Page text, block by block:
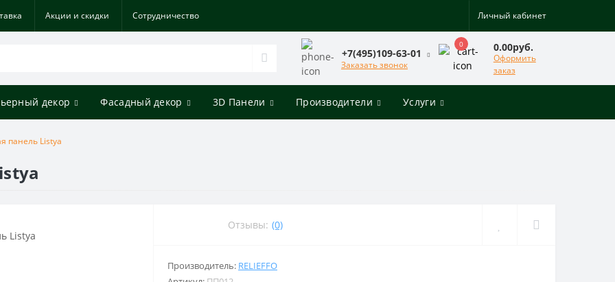
Акции и скидки Cотрудничество Личный кабинет
+7(495)109-63-01
Заказать звонок
0 0.00руб.
Оформить
заказ
декор Фасадный декор 3D Панели Производители Услуги
панель Listya
Отзывы: (0)
Производитель: RELIEFFO